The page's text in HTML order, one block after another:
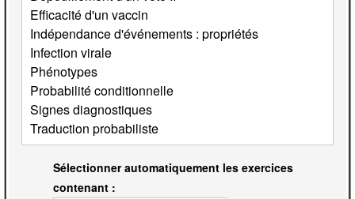
Sélectionner automatiquement les exercices
contenant :